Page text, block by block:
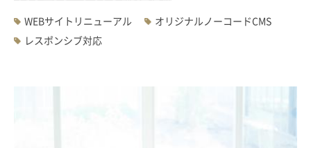
WEBサイトリニューアル
オリジナルノーコードCMS
レスポンシブ対応